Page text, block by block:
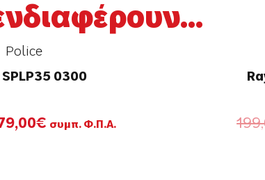
Police
0300
€ Η
συμπ. Φ.Π.Α.